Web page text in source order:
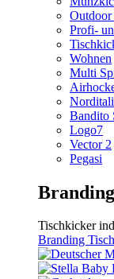
Profi-
Wohnen
Multi
Bandito
Logo7
Vector 2
Pegasi
Tischkicker
Branding